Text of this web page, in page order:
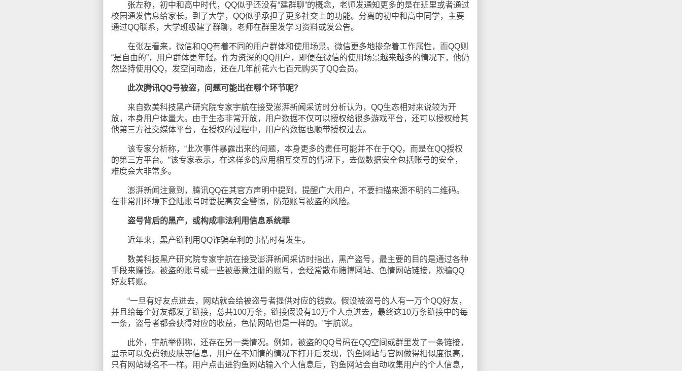
张左称，初中和高中时代，QQ似乎还没有“建群聊”的概念，老师发通知更多的是在班里或者通过
校园通发信息给家长。到了大学，QQ似乎承担了更多社交上的功能。分离的初中和高中同学，主要
通过QQ联系，大学班级建了群聊，老师在群里发学习资料或发公告。
在张左看来，微信和QQ有着不同的用户群体和使用场景。微信更多地掺杂着工作属性，而QQ则
“是自由的”，用户群体更年轻。作为资深的QQ用户，即便在微信的使用场景越来越多的情况下，他仍
然坚持使用QQ，发空间动态，还在几年前花六七百元购买了QQ会员。
此次腾讯QQ号被盗，问题可能出在哪个环节呢？
来自数美科技黑产研究院专家宇航在接受澎湃新闻采访时分析认为，QQ生态相对来说较为开
放，本身用户体量大。由于生态非常开放，用户数据不仅可以授权给很多游戏平台，还可以授权给其
他第三方社交媒体平台，在授权的过程中，用户的数据也顺带授权过去。
该专家分析称，“此次事件暴露出来的问题，本身更多的责任可能并不在于QQ，而是在QQ授权
的第三方平台。”该专家表示，在这样多的应用相互交互的情况下，去做数据安全包括账号的安全，
难度会大非常多。
澎湃新闻注意到，腾讯QQ在其官方声明中提到，提醒广大用户，不要扫描来源不明的二维码。
在非常用环境下登陆账号时要提高安全警惕，防范账号被盗的风险。
盗号背后的黑产，或构成非法利用信息系统罪
近年来，黑产链利用QQ诈骗牟利的事情时有发生。
数美科技黑产研究院专家宇航在接受澎湃新闻采访时指出，黑产盗号，最主要的目的是通过各种
手段来赚钱。被盗的账号或一些被恶意注册的账号，会经常散布赌博网站、色情网站链接，欺骗QQ
好友转账。
“一旦有好友点进去，网站就会给被盗号者提供对应的钱数。假设被盗号的人有一万个QQ好友，
并且给每个好友都发了链接，总共100万条，链接假设有10万个人点进去，最终这10万条链接中的每
一条，盗号者都会获得对应的收益，色情网站也是一样的。”宇航说。
此外，宇航举例称，还存在另一类情况。例如，被盗的QQ号码在QQ空间或群里发了一条链接，
显示可以免费领皮肤等信息，用户在不知情的情况下打开后发现，钓鱼网站与官网做得相似度很高，
只有网站域名不一样。用户点击进钓鱼网站输入个人信息后，钓鱼网站会自动收集用户的个人信息，